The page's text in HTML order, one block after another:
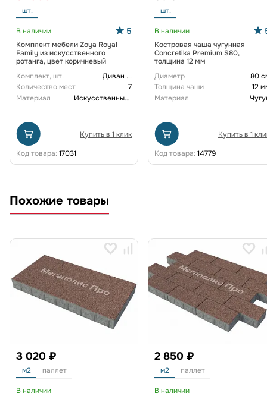
шт.
В наличии 5
Комплект мебели Zoya Royal
Family из искусственного
ротанга, цвет коричневый
Комплект, шт.
Диван ...
Количество мест
7
Материал
Искусственный ротанг
Купить в 1 клик
Код товара: 17031
шт.
В наличии
Костровая чаша чугунная
Concretika Premium S80,
толщина 12 мм
Диаметр
80
Толщина чаши
12
Материал
Купить в 1
Код товара: 14779
Похожие товары
3 020 ₽
м2 паллет
В наличии
2 850 ₽
м2 паллет
В наличии